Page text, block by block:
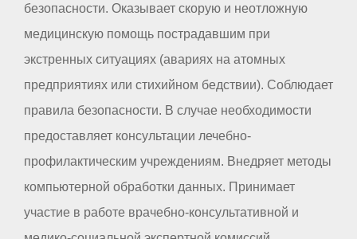
безопасности. Оказывает скорую и неотложную
медицинскую помощь пострадавшим при
экстренных ситуациях (авариях на атомных
предприятиях или стихийном бедствии). Соблюдает
правила безопасности. В случае необходимости
предоставляет консультации лечебно-
профилактическим учреждениям. Внедряет методы
компьютерной обработки данных. Принимает
участие в работе врачебно-консультативной и